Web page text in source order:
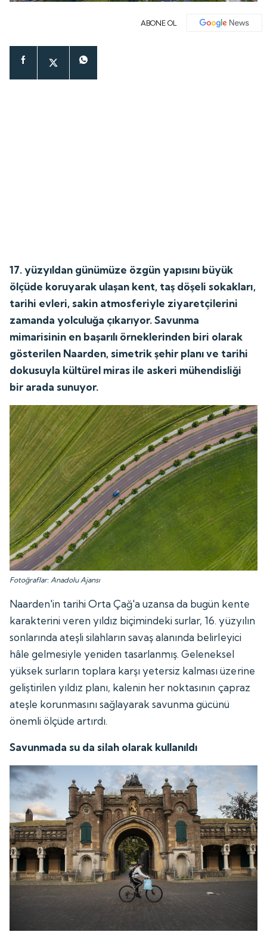
ABONE OL
17. yüzyıldan günümüze özgün yapısını büyük
ölçüde koruyarak ulaşan kent, taş döşeli sokakları,
tarihi evleri, sakin atmosferiyle ziyaretçilerini
zamanda yolculuğa çıkarıyor. Savunma
mimarisinin en başarılı örneklerinden biri olarak
gösterilen Naarden, simetrik şehir planı ve tarihi
dokusuyla kültürel miras ile askeri mühendisliği
bir arada sunuyor.
Fotoğraflar: Anadolu Ajansı
Naarden'in tarihi Orta Çağ'a uzansa da bugün kente
karakterini veren yıldız biçimindeki surlar, 16. yüzyılın
sonlarında ateşli silahların savaş alanında belirleyici
hâle gelmesiyle yeniden tasarlanmış. Geleneksel
yüksek surların toplara karşı yetersiz kalması üzerine
geliştirilen yıldız planı, kalenin her noktasının çapraz
ateşle korunmasını sağlayarak savunma gücünü
önemli ölçüde artırdı.
Savunmada su da silah olarak kullanıldı